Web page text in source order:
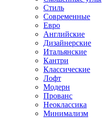
Стиль
Современные
Евро
Английские
Дизайнерские
Итальянские
Кантри
Классические
Лофт
Модерн
Прованс
Неоклассика
Минимализм